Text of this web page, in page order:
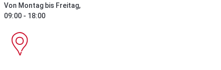
Von Montag bis Freitag,
09:00 - 18:00